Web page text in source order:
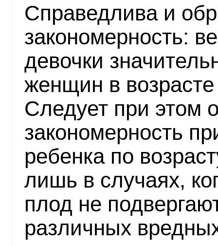
Справедлива и
закономерность:
девочки
женщин в
Следует при этом
закономерность
ребенка по
лишь в случаях,
плод не
различных